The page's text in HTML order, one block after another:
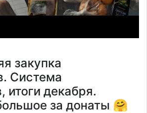
закупка
Система
итоги декабря.
за донаты 🤗